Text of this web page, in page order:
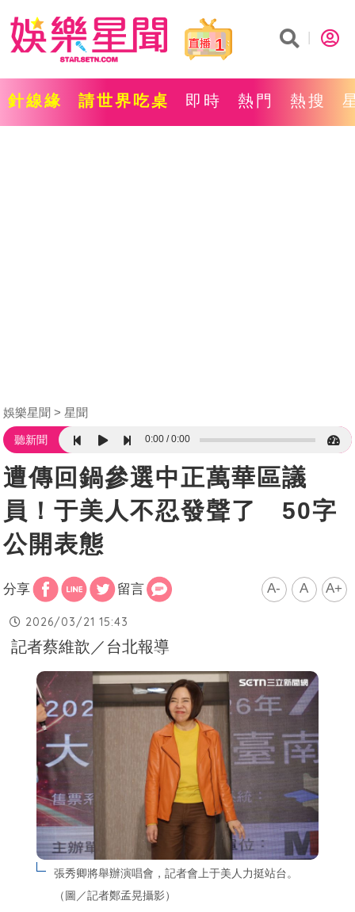
1
針線緣 請世界吃桌 即時 熱門 熱搜
娛樂星聞 星聞
聽新聞 0:00 0:00
遭傳回鍋參選中正萬華區議
員！于美人不忍發聲了 50字
公開表態
分享 留言 A- A A+
2026/03/21 15:43
記者蔡維歆／台北報導
張秀卿將舉辦演唱會，記者會上于美人力挺站台。
（圖／記者鄭孟晃攝影）